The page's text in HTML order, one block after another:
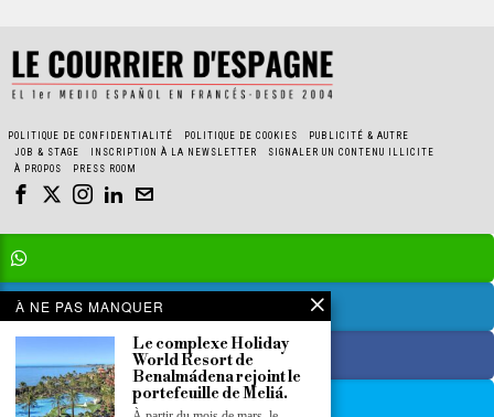
POLITIQUE DE CONFIDENTIALITÉ POLITIQUE DE COOKIES
PUBLICITÉ & AUTRE
JOB & STAGE
INSCRIPTION À LA NEWSLETTER
SIGNALER UN CONTENU ILLICITE
À PROPOS
PRESS ROOM
À NE PAS MANQUER
Le complexe Holiday
World Resort de
Benalmádena rejoint le
portefeuille de Meliá.